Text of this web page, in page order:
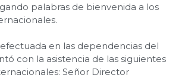
palabras de bienvenida a los
en las dependencias del
con la asistencia de las siguientes
Señor Director